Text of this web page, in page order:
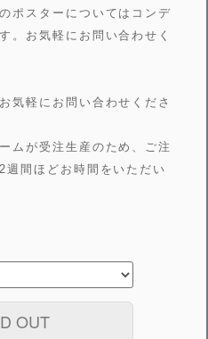
ポスターについてはコンデ
。お気軽にお問い合わせく
気軽にお問い合わせくださ
ムが受注生産のため、ご注
週間ほどお時間をいただい
OUT